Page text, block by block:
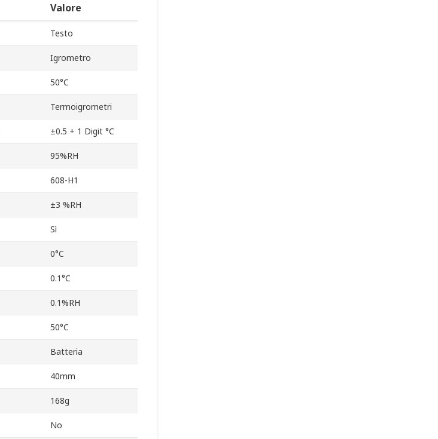
Valore
Testo
Igrometro
50°C
Termoigrometri
±0.5 + 1 Digit °C
95%RH
608-H1
±3 %RH
Sì
0°C
0.1°C
0.1%RH
50°C
Batteria
40mm
168g
No